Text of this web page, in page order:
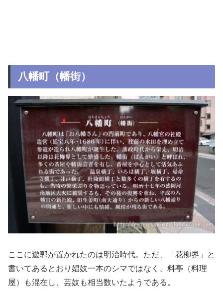
八幡町（幡街）
ここに遊郭が置かれたのは明治時代。ただ、「花柳界」と
書いてあるとおり娼妓一本のシマではなく、料亭（料理
屋）も混在し、芸妓も相当数いたようである。